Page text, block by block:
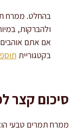
בהחלט. ממרח
ולהברקות,
אם אתם אוהבים
בקטגוריית
סיכום קצר
ממרח תמרים טבעי